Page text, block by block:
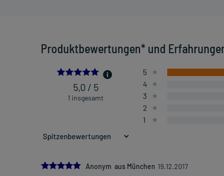
Produktbewertungen* und
5.0
5,0 / 5
1 insgesamt
5
4
3
2
1
5.0
Anonym aus München 19.12.2017